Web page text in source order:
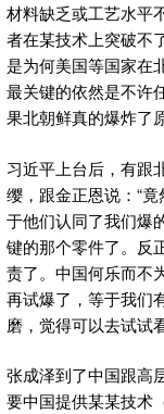
材料缺乏或工艺水平
者在某技术上突破不
是为何美国等国家在
最关键的依然是不许
果北朝鲜真的爆炸了
习近平上台后，有跟
缨，跟金正恩说：“
于他们认同了我们爆
键的那个零件了。反
责了。中国何乐而不
再试爆了，等于我们
磨，觉得可以去试试看
张成泽到了中国跟高
要中国提供某某技术